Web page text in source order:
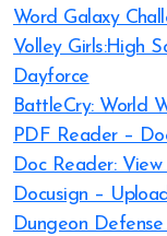
Word Galaxy
Volley Girls:High
Dayforce
BattleCry: World
PDF Reader –
Doc Reader:
Docusign –
Dungeon Defense